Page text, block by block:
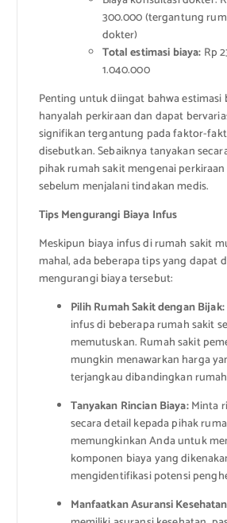
300.000 (tergantung
dokter)
Total estimasi biaya: Rp
1.040.000
Penting untuk diingat bahwa estimasi
hanyalah perkiraan dan dapat
signifikan tergantung pada faktor-
disebutkan. Sebaiknya tanyakan
pihak rumah sakit mengenai
sebelum menjalani tindakan medis.
Tips Mengurangi Biaya Infus
Meskipun biaya infus di rumah sakit
mahal, ada beberapa tips yang dapat
mengurangi biaya tersebut:
Pilih Rumah Sakit dengan Bijak:
infus di beberapa rumah sakit
memutuskan. Rumah sakit
mungkin menawarkan harga
terjangkau dibandingkan
Tanyakan Rincian Biaya:Minta
secara detail kepada pihak
memungkinkan Anda untuk
komponen biaya yang
mengidentifikasi potensi
Manfaatkan Asuransi